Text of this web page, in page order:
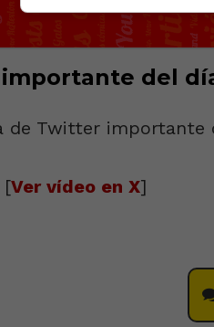
del
[Ver vídeo en X]